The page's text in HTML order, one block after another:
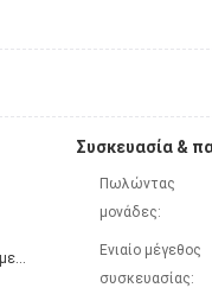
Καθιστικό, κρεβατοκάμαρα, διαμέρισμα, νοσοκομείο, εργαστήριο, γυμναστική
Συσκευασία &
Πωλώντας
μονάδες:
Ενιαίο μέγεθος
συσκευασίας: